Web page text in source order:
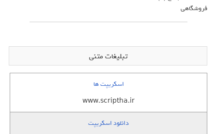
فروشگاهی
تبلیغات متنی
اسکریپت ها
www.scriptha.ir
دانلود اسکریپت